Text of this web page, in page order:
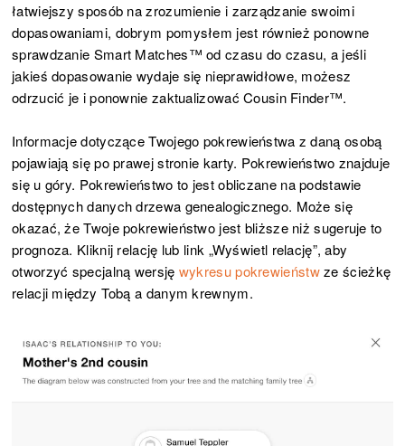
łatwiejszy sposób na zrozumienie i zarządzanie swoimi
dopasowaniami, dobrym pomysłem jest również ponowne
sprawdzanie Smart Matches™ od czasu do czasu, a jeśli
jakieś dopasowanie wydaje się nieprawidłowe, możesz
odrzucić je i ponownie zaktualizować Cousin Finder™.
Informacje dotyczące Twojego pokrewieństwa z daną osobą
pojawiają się po prawej stronie karty. Pokrewieństwo znajduje
się u góry. Pokrewieństwo to jest obliczane na podstawie
dostępnych danych drzewa genealogicznego. Może się
okazać, że Twoje pokrewieństwo jest bliższe niż sugeruje to
prognoza. Kliknij relację lub link „Wyświetl relację”, aby
otworzyć specjalną wersję wykresu pokrewieństwze ścieżkę
relacji między Tobą a danym krewnym.